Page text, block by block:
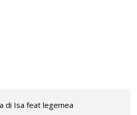
di Isa feat legemea